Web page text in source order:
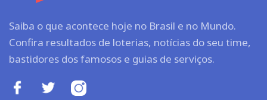
Saiba o que acontece hoje no Brasil e no Mundo.
Confira resultados de loterias, notícias do seu time,
bastidores dos famosos e guias de serviços.